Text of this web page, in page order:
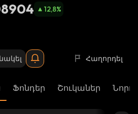
12,8%
Հաղորդել
Ֆոնդեր Շուկաներ